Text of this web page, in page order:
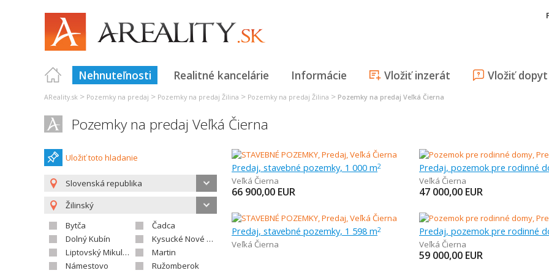
Nehnuteľnosti Realitné kancelárie Informácie Vložiť inzerát Vložiť dopyt
AReality.sk > Pozemky na predaj > Pozemky na predaj Žilina > Pozemky na predaj Žilina > Pozemky na predaj Veľká Čierna
Pozemky na predaj Veľká Čierna
Uložiť toto hladanie
Slovenská republika
Žilinský
Bytča
Čadca
Dolný Kubín
Kysucké Nové Mesto
Liptovský Mikuláš
Martin
Námestovo
Ružomberok
Predaj, stavebné pozemky, 1 000 m2
Veľká Čierna
66 900,00 EUR
Veľká Čierna
47 000,00 EUR
Predaj, stavebné pozemky, 1 598 m2
Veľká Čierna Veľká Čierna
59 000,00 EUR